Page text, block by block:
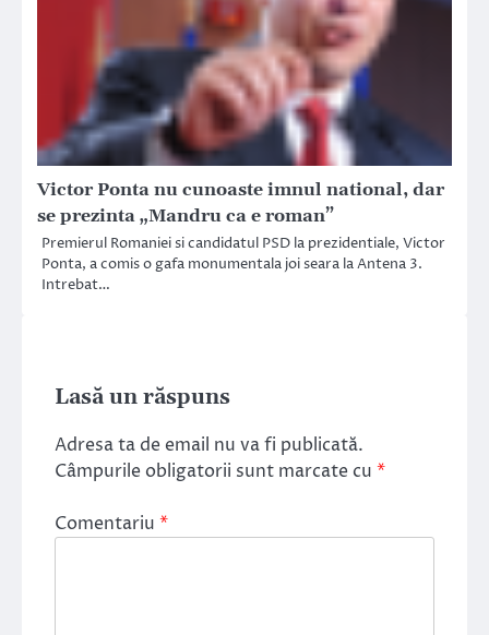
Victor Ponta nu cunoaste imnul national, dar
se prezinta „Mandru ca e roman”
Premierul Romaniei si candidatul PSD la prezidentiale, Victor
Ponta, a comis o gafa monumentala joi seara la Antena 3.
Intrebat…
Lasă un răspuns
Adresa ta de email nu va fi publicată.
Câmpurile obligatorii sunt marcate cu *
Comentariu *